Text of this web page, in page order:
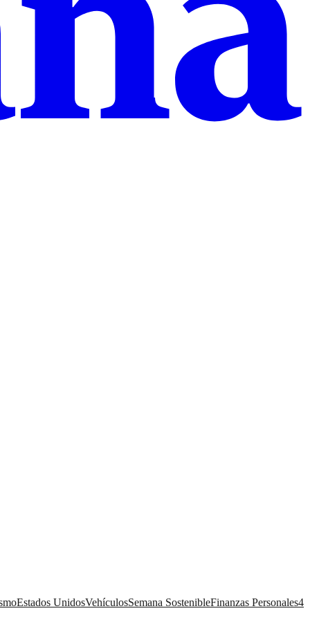
Estados UnidosVehículosSemana SostenibleFinanzas Personales4